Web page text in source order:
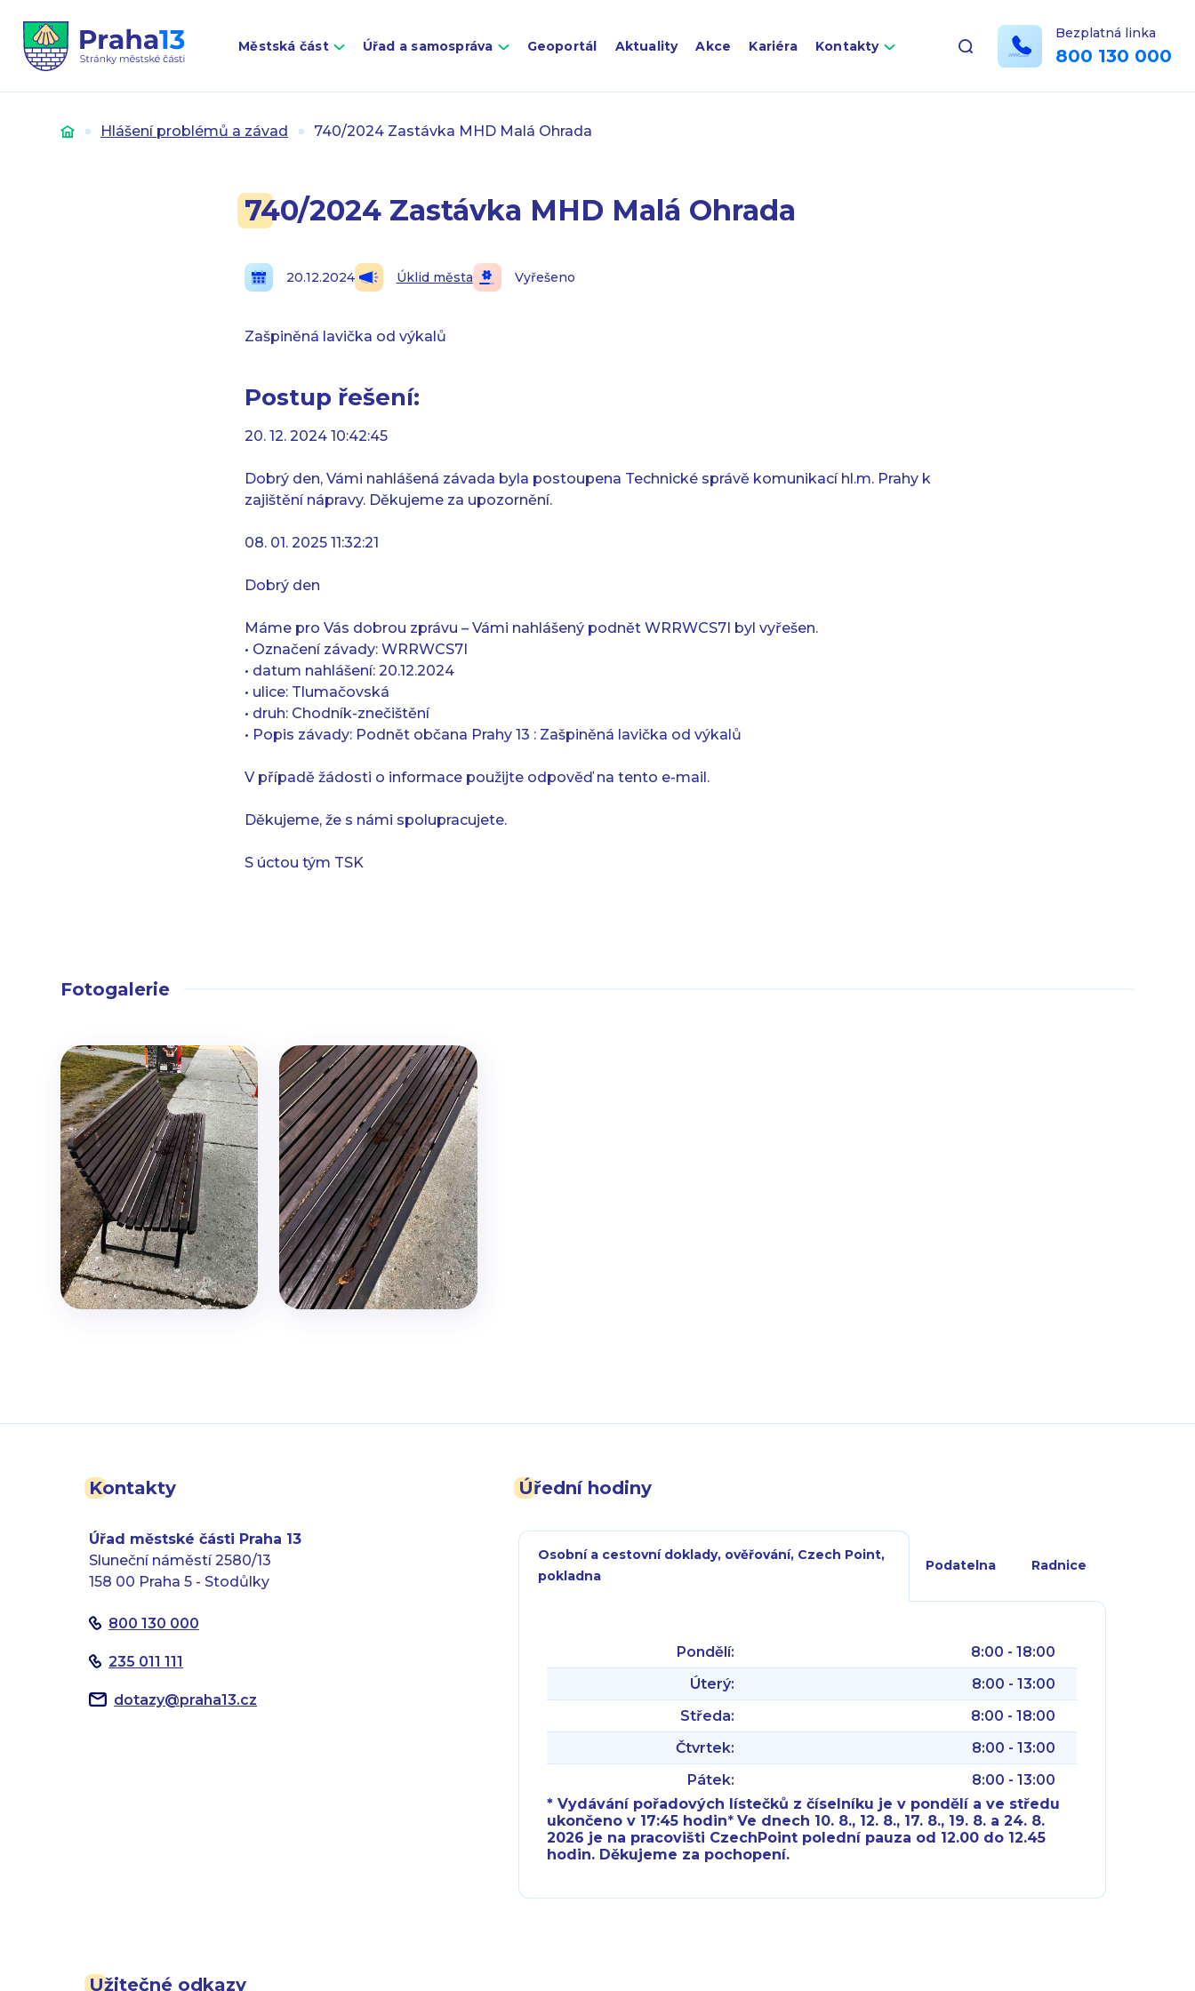
Městská část Úřad a samospráva Geoportál Aktuality Akce Kariéra Kontakty
Bezplatná linka
800 130 000
Úvod Hlášení problémů a závad 740/2024 Zastávka MHD Malá Ohrada
740/2024 Zastávka MHD Malá Ohrada
20.12.2024 Úklid města Vyřešeno
Zašpiněná lavička od výkalů
Postup řešení:
20. 12. 2024 10:42:45
Dobrý den, Vámi nahlášená závada byla postoupena Technické správě komunikací hl.m. Prahy k
zajištění nápravy. Děkujeme za upozornění.
08. 01. 2025 11:32:21
Dobrý den
Máme pro Vás dobrou zprávu – Vámi nahlášený podnět WRRWCS7I byl vyřešen.
• Označení závady: WRRWCS7I
• datum nahlášení: 20.12.2024
• ulice: Tlumačovská
• druh: Chodník-znečištění
• Popis závady: Podnět občana Prahy 13 : Zašpiněná lavička od výkalů
V případě žádosti o informace použijte odpověď na tento e-mail.
Děkujeme, že s námi spolupracujete.
S úctou tým TSK
Fotogalerie
Kontakty
Úřad městské části Praha 13
Sluneční náměstí 2580/13
158 00 Praha 5 - Stodůlky
800 130 000
235 011 111
dotazy@praha13.cz
Užitečné odkazy
Úřední hodiny
Osobní a cestovní doklady, ověřování, Czech Point,
pokladna
Podatelna Radnice
Pondělí:
8:00 - 18:00
Úterý:
8:00 - 13:00
Středa:
8:00 - 18:00
Čtvrtek:
8:00 - 13:00
Pátek:
8:00 - 13:00
* Vydávání pořadových lístečků z číselníku je v pondělí a ve středu
ukončeno v 17:45 hodin*Ve dnech 10. 8., 12. 8., 17. 8., 19. 8. a 24. 8.
2026 je na pracovišti CzechPoint polední pauza od 12.00 do 12.45
hodin. Děkujeme za pochopení.